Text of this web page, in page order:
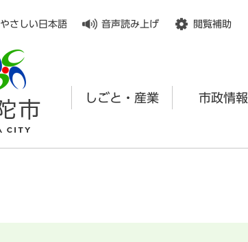
やさしい日本語 音声読み上げ 閲覧補助
しごと・産業 市政情報